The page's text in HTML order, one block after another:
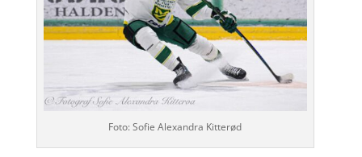
Foto: Sofie Alexandra Kitterød